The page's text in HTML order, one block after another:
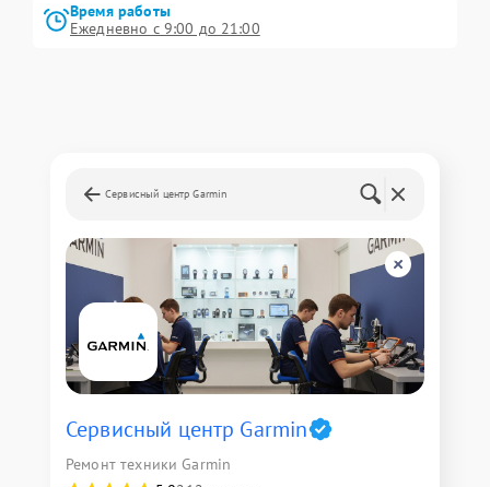
Время работы
Ежедневно с 9:00 до 21:00
Сервисный центр Garmin
Сервисный центр Garmin
Ремонт техники Garmin